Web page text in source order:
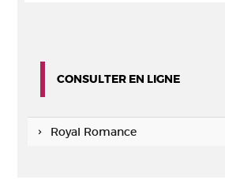
CONSULTER EN LIGNE
Royal Romance